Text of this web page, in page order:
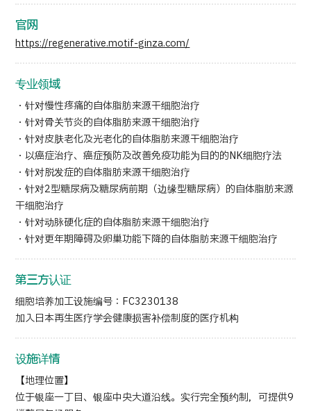
官网
https://regenerative.motif-ginza.com/
专业领域
・针对慢性疼痛的自体脂肪来源干细胞治疗
・针对骨关节炎的自体脂肪来源干细胞治疗
・针对皮肤老化及光老化的自体脂肪来源干细胞治疗
・以癌症治疗、癌症预防及改善免疫功能为目的的NK细胞疗法
・针对脱发症的自体脂肪来源干细胞治疗
・针对2型糖尿病及糖尿病前期（边缘型糖尿病）的自体脂肪来源
干细胞治疗
・针对动脉硬化症的自体脂肪来源干细胞治疗
・针对更年期障碍及卵巢功能下降的自体脂肪来源干细胞治疗
第三方认证
细胞培养加工设施编号：FC3230138
加入日本再生医疗学会健康损害补偿制度的医疗机构
设施详情
【地理位置】
位于银座一丁目、银座中央大道沿线。实行完全预约制，可提供9